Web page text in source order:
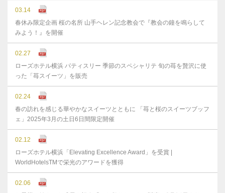
03.14
春休み限定企画 桜の名所 山手ヘレン記念教会で『教会の鐘を鳴らして
みよう！』を開催
02.27
ローズホテル横浜 パティスリー 季節のスペシャリテ 旬の苺を贅沢に使
った「苺スイーツ」を販売
02.24
春の訪れを感じる華やかなスイーツとともに 「苺と桜のスイーツブッフ
ェ」2025年3月の土日6日間限定開催
02.12
ローズホテル横浜「Elevating Excellence Award」を受賞 |
WorldHotelsTMで栄光のアワードを獲得
02.06